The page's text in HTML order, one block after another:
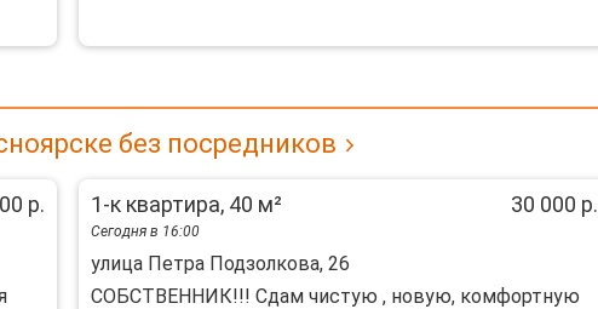
без посредников
р. 1-к квартира, 40 м² 30 000 р.
Сегодня в 16:00
улица Петра Подзолкова, 26
СОБСТВЕННИК!!! Сдам чистую , новую, комфортную